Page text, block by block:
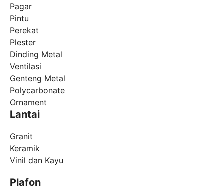
Pagar
Pintu
Perekat
Plester
Dinding Metal
Ventilasi
Genteng Metal
Polycarbonate
Ornament
Lantai
Granit
Keramik
Vinil dan Kayu
Plafon